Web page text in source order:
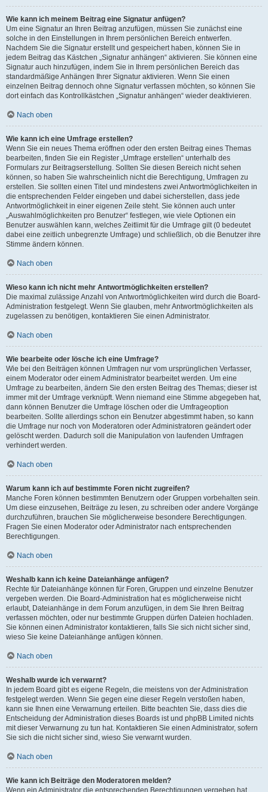
Wie kann ich meinem Beitrag eine Signatur anfügen?
Um eine Signatur an Ihren Beitrag anzufügen, müssen Sie zunächst eine
solche in den Einstellungen in Ihrem persönlichen Bereich entwerfen.
Nachdem Sie die Signatur erstellt und gespeichert haben, können Sie in
jedem Beitrag das Kästchen „Signatur anhängen“ aktivieren. Sie können eine
Signatur auch hinzufügen, indem Sie in Ihrem persönlichen Bereich das
standardmäßige Anhängen Ihrer Signatur aktivieren. Wenn Sie einen
einzelnen Beitrag dennoch ohne Signatur verfassen möchten, so können Sie
dort einfach das Kontrollkästchen „Signatur anhängen“ wieder deaktivieren.
Nach oben
Wie kann ich eine Umfrage erstellen?
Wenn Sie ein neues Thema eröffnen oder den ersten Beitrag eines Themas
bearbeiten, finden Sie ein Register „Umfrage erstellen“ unterhalb des
Formulars zur Beitragserstellung. Sollten Sie diesen Bereich nicht sehen
können, so haben Sie wahrscheinlich nicht die Berechtigung, Umfragen zu
erstellen. Sie sollten einen Titel und mindestens zwei Antwortmöglichkeiten in
die entsprechenden Felder eingeben und dabei sicherstellen, dass jede
Antwortmöglichkeit in einer eigenen Zeile steht. Sie können auch unter
„Auswahlmöglichkeiten pro Benutzer“ festlegen, wie viele Optionen ein
Benutzer auswählen kann, welches Zeitlimit für die Umfrage gilt (0 bedeutet
dabei eine zeitlich unbegrenzte Umfrage) und schließlich, ob die Benutzer ihre
Stimme ändern können.
Nach oben
Wieso kann ich nicht mehr Antwortmöglichkeiten erstellen?
Die maximal zulässige Anzahl von Antwortmöglichkeiten wird durch die Board-
Administration festgelegt. Wenn Sie glauben, mehr Antwortmöglichkeiten als
zugelassen zu benötigen, kontaktieren Sie einen Administrator.
Nach oben
Wie bearbeite oder lösche ich eine Umfrage?
Wie bei den Beiträgen können Umfragen nur vom ursprünglichen Verfasser,
einem Moderator oder einem Administrator bearbeitet werden. Um eine
Umfrage zu bearbeiten, ändern Sie den ersten Beitrag des Themas; dieser ist
immer mit der Umfrage verknüpft. Wenn niemand eine Stimme abgegeben hat,
dann können Benutzer die Umfrage löschen oder die Umfrageoption
bearbeiten. Sollte allerdings schon ein Benutzer abgestimmt haben, so kann
die Umfrage nur noch von Moderatoren oder Administratoren geändert oder
gelöscht werden. Dadurch soll die Manipulation von laufenden Umfragen
verhindert werden.
Nach oben
Warum kann ich auf bestimmte Foren nicht zugreifen?
Manche Foren können bestimmten Benutzern oder Gruppen vorbehalten sein.
Um diese einzusehen, Beiträge zu lesen, zu schreiben oder andere Vorgänge
durchzuführen, brauchen Sie möglicherweise besondere Berechtigungen.
Fragen Sie einen Moderator oder Administrator nach entsprechenden
Berechtigungen.
Nach oben
Weshalb kann ich keine Dateianhänge anfügen?
Rechte für Dateianhänge können für Foren, Gruppen und einzelne Benutzer
vergeben werden. Die Board-Administration hat es möglicherweise nicht
erlaubt, Dateianhänge in dem Forum anzufügen, in dem Sie Ihren Beitrag
verfassen möchten, oder nur bestimmte Gruppen dürfen Dateien hochladen.
Sie können einen Administrator kontaktieren, falls Sie sich nicht sicher sind,
wieso Sie keine Dateianhänge anfügen können.
Nach oben
Weshalb wurde ich verwarnt?
In jedem Board gibt es eigene Regeln, die meistens von der Administration
festgelegt werden. Wenn Sie gegen eine dieser Regeln verstoßen haben,
kann sie Ihnen eine Verwarnung erteilen. Bitte beachten Sie, dass dies die
Entscheidung der Administration dieses Boards ist und phpBB Limited nichts
mit dieser Verwarnung zu tun hat. Kontaktieren Sie einen Administrator, sofern
Sie sich die nicht sicher sind, wieso Sie verwarnt wurden.
Nach oben
Wie kann ich Beiträge den Moderatoren melden?
Wenn ein Administrator die entsprechenden Berechtigungen vergeben hat,